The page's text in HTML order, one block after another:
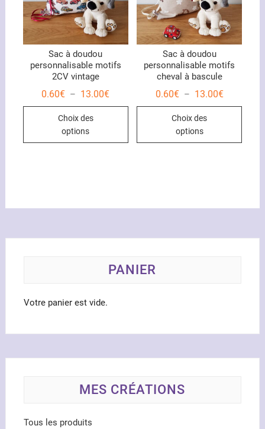
sur
page
produit
Sac à doudou
personnalisable motifs
2CV vintage
0.60€ – 13.00€Plage
Choix des
options
Ce
peuvent
choisies
la
Sac à doudou
personnalisable motifs
cheval à bascule
0.60€ – 13.00€Plage
Choix des
options
Ce
PANIER
Votre panier est vide.
MES CRÉATIONS
Tous les produits